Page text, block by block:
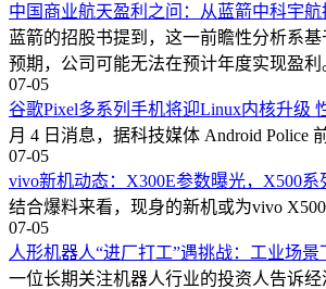
中国商业航天盈利之问：从蓝箭中科宇
蓝箭的招股书提到，这一前瞻性分析系
预期，公司可能无法在预计年度实现盈
07-05
谷歌Pixel多系列手机将迎Linux内核升级
月 4 日消息，据科技媒体 Android
07-05
vivo新机动态：X300E参数曝光，X500
结合爆料来看，现身的新机或为vivo
07-05
人形机器人“进厂打工”遇挑战：工业场
一位长期关注机器人行业的投资人告诉